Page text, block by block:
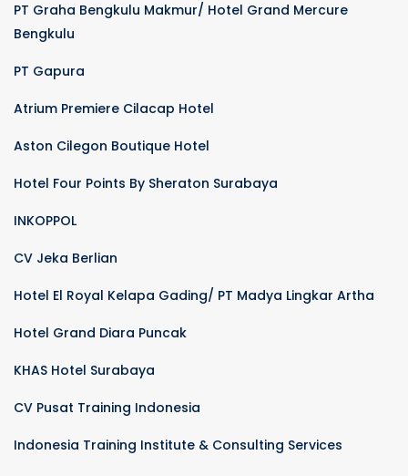
PT Graha Bengkulu Makmur/ Hotel Grand Mercure
Bengkulu
PT Gapura
Atrium Premiere Cilacap Hotel
Aston Cilegon Boutique Hotel
Hotel Four Points By Sheraton Surabaya
INKOPPOL
CV Jeka Berlian
Hotel El Royal Kelapa Gading/ PT Madya Lingkar Artha
Hotel Grand Diara Puncak
KHAS Hotel Surabaya
CV Pusat Training Indonesia
Indonesia Training Institute & Consulting Services